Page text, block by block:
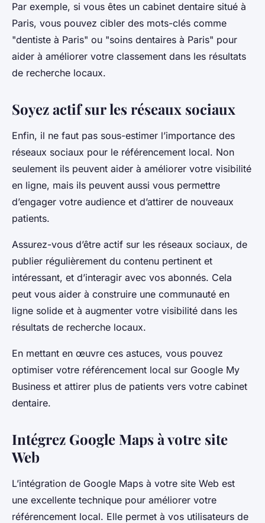
Par exemple, si vous êtes un cabinet dentaire situé à
Paris, vous pouvez cibler des mots-clés comme
"dentiste à Paris" ou "soins dentaires à Paris" pour
aider à améliorer votre classement dans les résultats
de recherche locaux.
Soyez actif sur les réseaux sociaux
Enfin, il ne faut pas sous-estimer l’importance des
réseaux sociaux pour le référencement local. Non
seulement ils peuvent aider à améliorer votre visibilité
en ligne, mais ils peuvent aussi vous permettre
d’engager votre audience et d’attirer de nouveaux
patients.
Assurez-vous d’être actif sur les réseaux sociaux, de
publier régulièrement du contenu pertinent et
intéressant, et d’interagir avec vos abonnés. Cela
peut vous aider à construire une communauté en
ligne solide et à augmenter votre visibilité dans les
résultats de recherche locaux.
En mettant en œuvre ces astuces, vous pouvez
optimiser votre référencement local sur Google My
Business et attirer plus de patients vers votre cabinet
dentaire.
Intégrez Google Maps à votre site
Web
L’intégration de Google Maps à votre site Web est
une excellente technique pour améliorer votre
référencement local. Elle permet à vos utilisateurs de